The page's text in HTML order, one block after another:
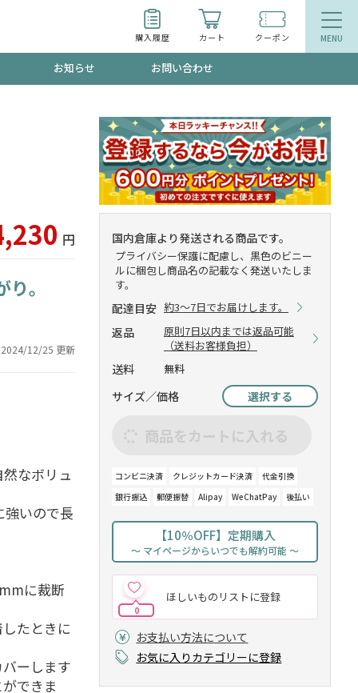
購入履歴 カート クーポン
食品
お得なクーポン"3種類"出現中！今月のスト
！今すぐ使えるクーポンプレゼント中！！
集！限定クーポンも不定期配信
お知らせ お問い合わせ
円
。
2024/12/25 更新
なボリュ
強いので長
に裁断
たときに
ーします
できま
国内倉庫より発送される商品です。
プライバシー保護に配慮し、黒色のビニー
ルに梱包し商品名の記載なく発送いたしま
す。
配達目安 約3～7日でお届けします。
返品
原則7日以内までは返品可能
（送料お客様負担）
送料 無料
サイズ／価格 選択する
商品をカートに入れる
コンビニ決済 クレジットカード決済
代金引換
銀行振込
郵便振替 Alipay WeChatPay 後払い
【10％OFF】定期購入
～ マイページからいつでも解約可能 ～
ほしいものリストに登録
0
お支払い方法について
お気に入りカテゴリーに登録